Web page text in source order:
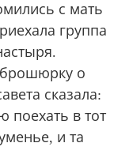
с мать
группа
о
сказала:
поехать в тот
и та